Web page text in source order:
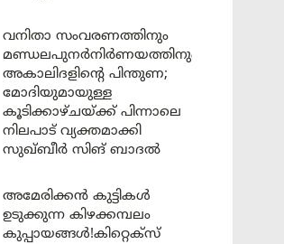
വനിതാ സംവരണത്തിനും
മണ്ഡലപുനർനിർണയത്തിനും
അകാലിദളിന്റെ പിന്തുണ;
മോദിയുമായുള്ള
കൂടിക്കാഴ്ചയ്ക്ക് പിന്നാലെ
നിലപാട് വ്യക്തമാക്കി
സുഖ്ബീർ സിങ് ബാദൽ
അമേരിക്കൻ കുട്ടികൾ
ഉടുക്കുന്ന കിഴക്കമ്പലം
കുപ്പായങ്ങൾ!കിറ്റെക്സ്